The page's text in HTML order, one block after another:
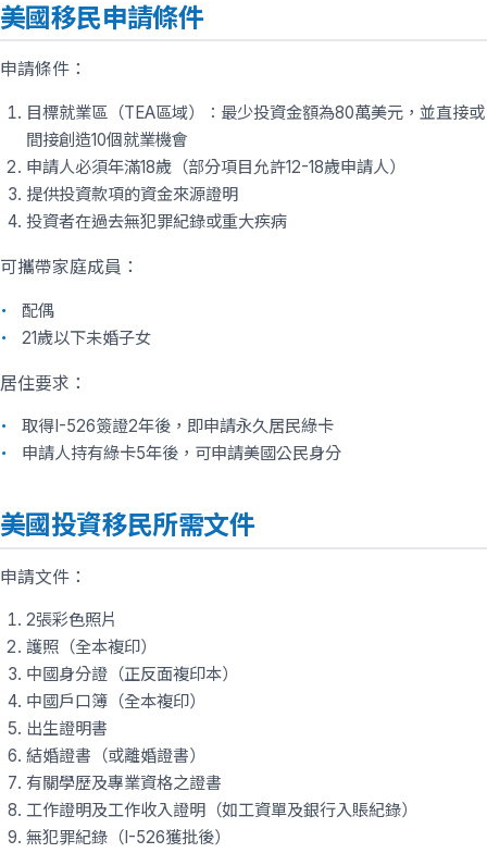
美國移民申請條件
申請條件：
目標就業區（TEA區域）：最少投資金額為80萬美元，並直接或
間接創造10個就業機會
申請人必須年滿18歲（部分項目允許12-18歲申請人）
提供投資款項的資金來源證明
投資者在過去無犯罪紀錄或重大疾病
可攜帶家庭成員：
配偶
21歲以下未婚子女
居住要求：
取得I-526簽證2年後，即申請永久居民綠卡
申請人持有綠卡5年後，可申請美國公民身分
美國投資移民所需文件
申請文件：
2張彩色照片
護照（全本複印）
中國身分證（正反面複印本）
中國戶口簿（全本複印）
出生證明書
結婚證書（或離婚證書）
有關學歷及專業資格之證書
工作證明及工作收入證明（如工資單及銀行入賬紀錄）
無犯罪紀錄（I-526獲批後）